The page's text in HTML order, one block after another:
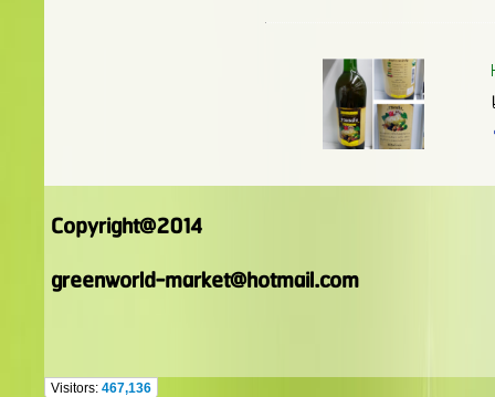
Copyright@2014
greenworld-market@hotmail.com
Visitors: 467,136